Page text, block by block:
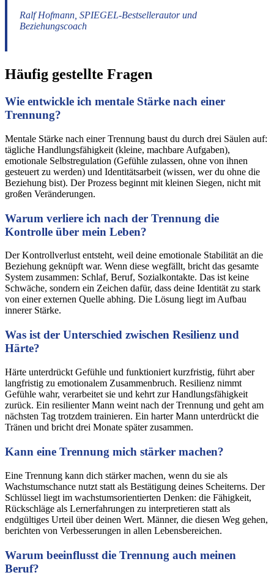
Ralf Hofmann, SPIEGEL-Bestsellerautor und
Beziehungscoach
Häufig gestellte Fragen
Wie entwickle ich mentale Stärke nach einer
Trennung?
Mentale Stärke nach einer Trennung baust du durch drei Säulen auf:
tägliche Handlungsfähigkeit (kleine, machbare Aufgaben),
emotionale Selbstregulation (Gefühle zulassen, ohne von ihnen
gesteuert zu werden) und Identitätsarbeit (wissen, wer du ohne die
Beziehung bist). Der Prozess beginnt mit kleinen Siegen, nicht mit
großen Veränderungen.
Warum verliere ich nach der Trennung die
Kontrolle über mein Leben?
Der Kontrollverlust entsteht, weil deine emotionale Stabilität an die
Beziehung geknüpft war. Wenn diese wegfällt, bricht das gesamte
System zusammen: Schlaf, Beruf, Sozialkontakte. Das ist keine
Schwäche, sondern ein Zeichen dafür, dass deine Identität zu stark
von einer externen Quelle abhing. Die Lösung liegt im Aufbau
innerer Stärke.
Was ist der Unterschied zwischen Resilienz und
Härte?
Härte unterdrückt Gefühle und funktioniert kurzfristig, führt aber
langfristig zu emotionalem Zusammenbruch. Resilienz nimmt
Gefühle wahr, verarbeitet sie und kehrt zur Handlungsfähigkeit
zurück. Ein resilienter Mann weint nach der Trennung und geht am
nächsten Tag trotzdem trainieren. Ein harter Mann unterdrückt die
Tränen und bricht drei Monate später zusammen.
Kann eine Trennung mich stärker machen?
Eine Trennung kann dich stärker machen, wenn du sie als
Wachstumschance nutzt statt als Bestätigung deines Scheiterns. Der
Schlüssel liegt im wachstumsorientierten Denken: die Fähigkeit,
Rückschläge als Lernerfahrungen zu interpretieren statt als
endgültiges Urteil über deinen Wert. Männer, die diesen Weg gehen,
berichten von Verbesserungen in allen Lebensbereichen.
Warum beeinflusst die Trennung auch meinen
Beruf?